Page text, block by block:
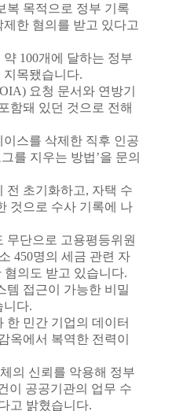
복 목적으로 정부 기록
한 혐의를 받고 있다고
100개에 달하는 정부
목됐습니다.
요청 문서와 연방기
함돼 있던 것으로 전해
스를 삭제한 직후 인공
를 지우는 방법’을 문의
전 초기화하고, 자택 수
것으로 수사 기록에 나
무단으로 고용평등위원
450명의 세금 관련 자
혐의도 받고 있습니다.
템 접근이 가능한 비밀
니다.
한 민간 기업의 데이터
옥에서 복역한 전력이
의 신뢰를 악용해 정부
이 공공기관의 업무 수
고 밝혔습니다.